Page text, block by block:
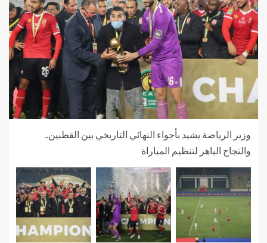
وزير الرياضة يشيد بأجواء النهائي التاريخي بين القطبين..
والنجاح الباهر لتنظيم المباراة